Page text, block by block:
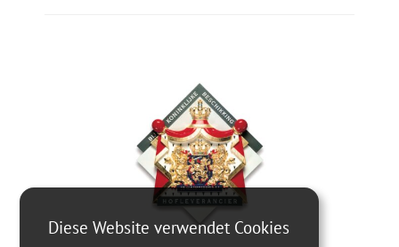
Diese Website verwendet Cookies